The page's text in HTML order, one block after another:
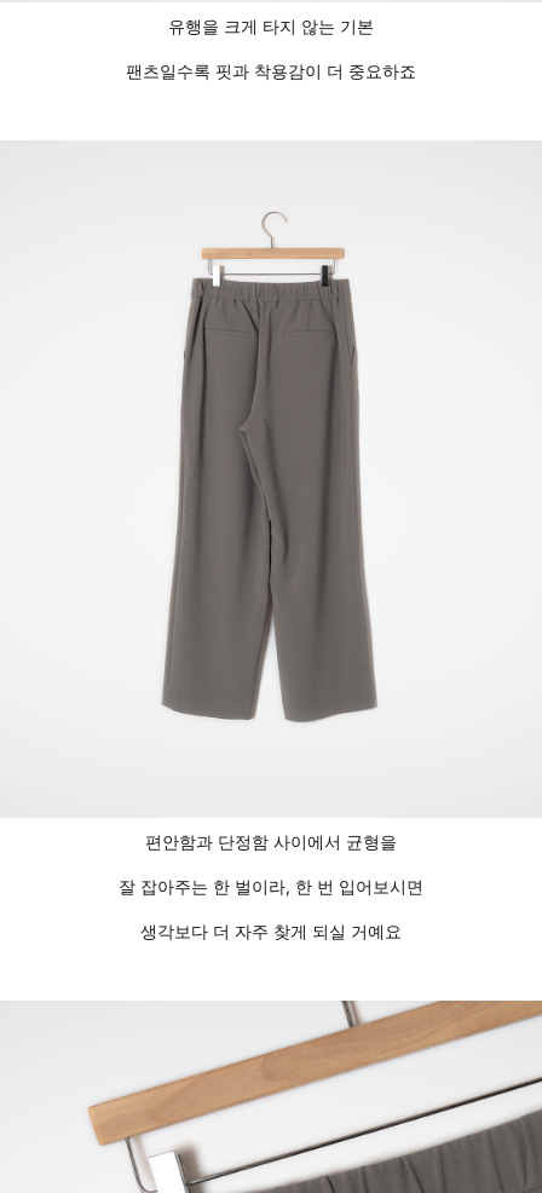
유행을 크게 타지 않는 기본
팬츠일수록 핏과 착용감이 더 중요하죠
편안함과 단정함 사이에서 균형을
잘 잡아주는 한 벌이라, 한 번 입어보시면
생각보다 더 자주 찾게 되실 거예요